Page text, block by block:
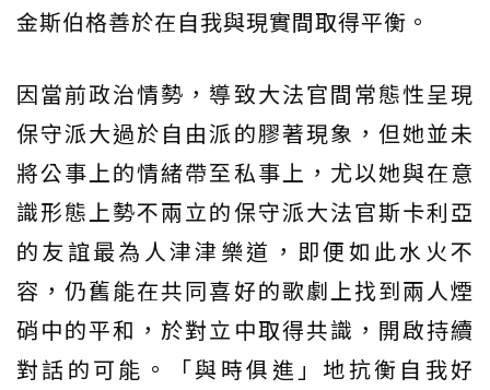
金斯伯格善於在自我與現實間取得平衡。
因當前政治情勢，導致大法官間常態性呈現
保守派大過於自由派的膠著現象，但她並未
將公事上的情緒帶至私事上，尤以她與在意
識形態上勢不兩立的保守派大法官斯卡利亞
的友誼最為人津津樂道，即便如此水火不
容，仍舊能在共同喜好的歌劇上找到兩人煙
硝中的平和，於對立中取得共識，開啟持續
對話的可能。「與時俱進」地抗衡自我好